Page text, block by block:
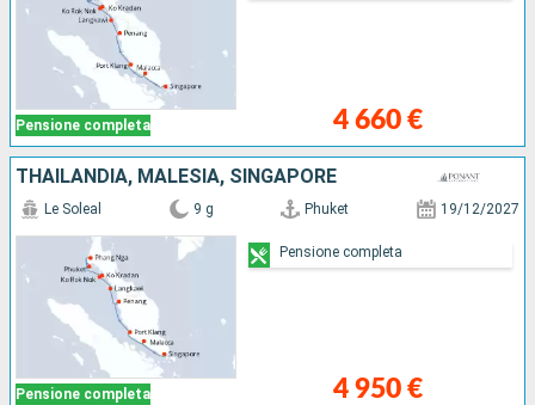
Pensione completa 4 660 €
THAILANDIA, MALESIA, SINGAPORE
Pensione completa
Le Soleal 9 g Phuket 19/12/2027
4 950 €
Pensione completa